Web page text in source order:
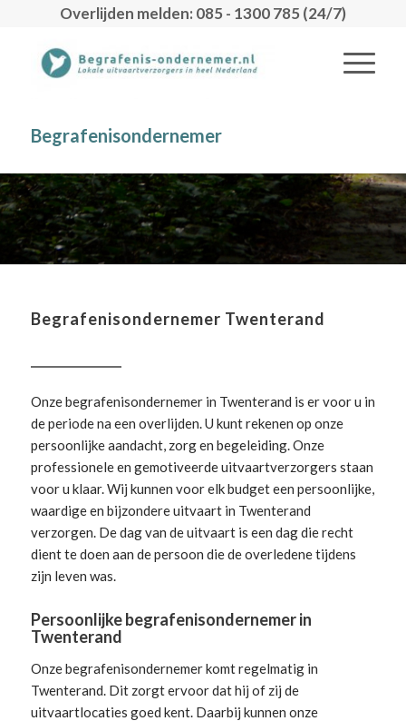
Overlijden melden: 085 - 1300 785 (24/7)
Begrafenisondernemer
Begrafenisondernemer Twenterand
Onze begrafenisondernemer in Twenterand is er voor u in
de periode na een overlijden. U kunt rekenen op onze
persoonlijke aandacht, zorg en begeleiding.Onze
professionele en gemotiveerde uitvaartverzorgers staan
voor u klaar. Wij kunnen voor elk budget een persoonlijke,
waardige en bijzondere uitvaart in Twenterand
verzorgen. De dag van de uitvaart is een dag die recht
dient te doen aan de persoon die de overledene tijdens
zijn leven was.
Persoonlijke begrafenisondernemer in
Twenterand
Onze begrafenisondernemer komt regelmatig in
Twenterand. Dit zorgt ervoor dat hij of zij de
uitvaartlocaties goed kent. Daarbij kunnen onze